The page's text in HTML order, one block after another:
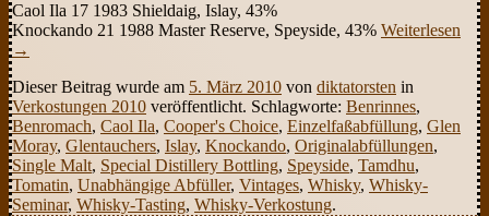
Caol Ila 17 1983 Shieldaig, Islay, 43%
Knockando 21 1988 Master Reserve, Speyside, 43% Weiterlesen
→
Dieser Beitrag wurde am 5. März 2010 von diktatorsten in
Verkostungen 2010 veröffentlicht. Schlagworte: Benrinnes,
Benromach, Caol Ila, Cooper's Choice, Einzelfaßabfüllung, Glen
Moray, Glentauchers, Islay, Knockando, Originalabfüllungen,
Single Malt, Special Distillery Bottling, Speyside, Tamdhu,
Tomatin, Unabhängige Abfüller, Vintages, Whisky, Whisky-
Seminar, Whisky-Tasting, Whisky-Verkostung.